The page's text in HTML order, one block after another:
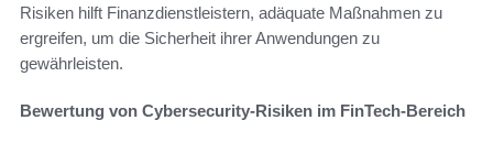
Risiken hilft Finanzdienstleistern, adäquate Maßnahmen zu
ergreifen, um die Sicherheit ihrer Anwendungen zu
gewährleisten.
Bewertung von Cybersecurity-Risiken im FinTech-Bereich